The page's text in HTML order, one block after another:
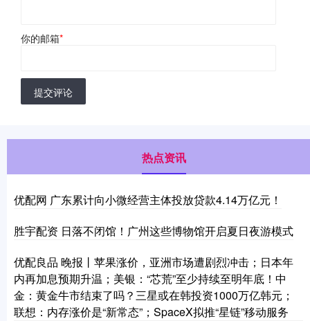
你的邮箱*
提交评论
热点资讯
优配网 广东累计向小微经营主体投放贷款4.14万亿元！
胜宇配资 日落不闭馆！广州这些博物馆开启夏日夜游模式
优配良品 晚报丨苹果涨价，亚洲市场遭剧烈冲击；日本年
内再加息预期升温；美银：“芯荒”至少持续至明年底！中
金：黄金牛市结束了吗？三星或在韩投资1000万亿韩元；
联想：内存涨价是“新常态”；SpaceX拟推“星链”移动服务